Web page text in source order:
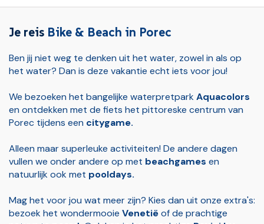
Je reis Bike & Beach in Porec
Ben jij niet weg te denken uit het water, zowel in als op
het water? Dan is deze vakantie echt iets voor jou!
We bezoeken het bangelijke waterpretparkAquacolors
en ontdekken met de fiets het pittoreske centrum van
Porec tijdens een citygame.
Alleen maar superleuke activiteiten! De andere dagen
vullen we onder andere op met beachgames en
natuurlijk ook met pooldays.
Mag het voor jou wat meer zijn? Kies dan uit onze extra's:
bezoek het wondermooie Venetiëof de prachtige